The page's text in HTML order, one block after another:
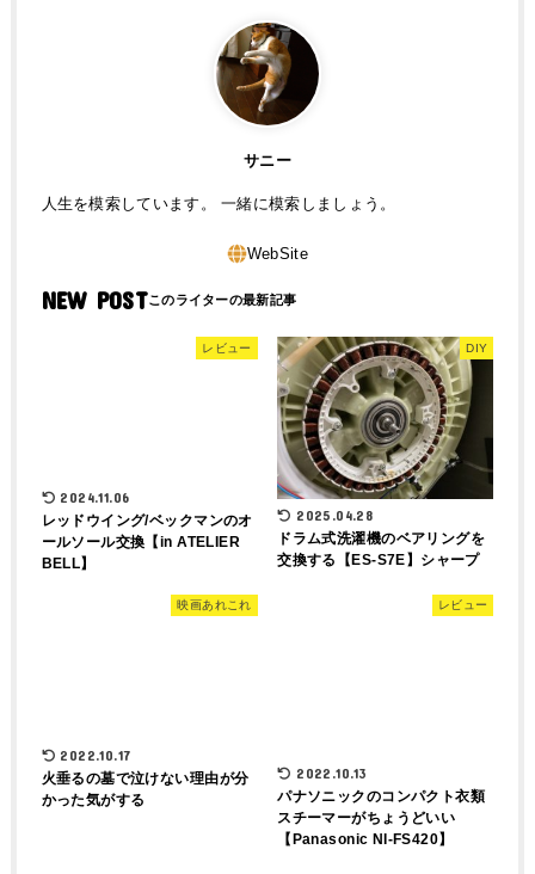
サニー
人生を模索しています。 一緒に模索しましょう。
NEW POST
レビュー
2024.11.06
レッドウイング/ベックマンのオ
ールソール交換【in ATELIER
BELL】
DIY
2025.04.28
ドラム式洗濯機のベアリングを
交換する【ES-S7E】シャープ
映画あれこれ
2022.10.17
火垂るの墓で泣けない理由が分
かった気がする
レビュー
2022.10.13
パナソニックのコンパクト衣類
スチーマーがちょうどいい
【Panasonic NI-FS420】